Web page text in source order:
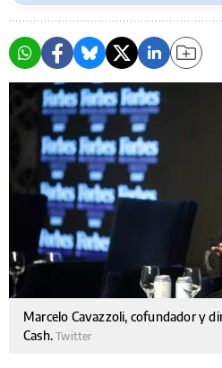
Marcelo Cavazzoli, cofundador y
Cash.Twitter